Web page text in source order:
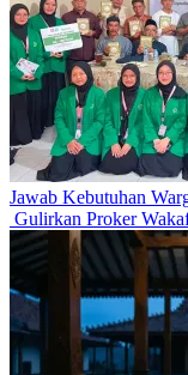
Jawab Kebutuhan
Gulirkan Proker